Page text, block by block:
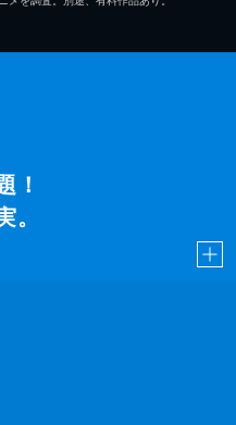
！